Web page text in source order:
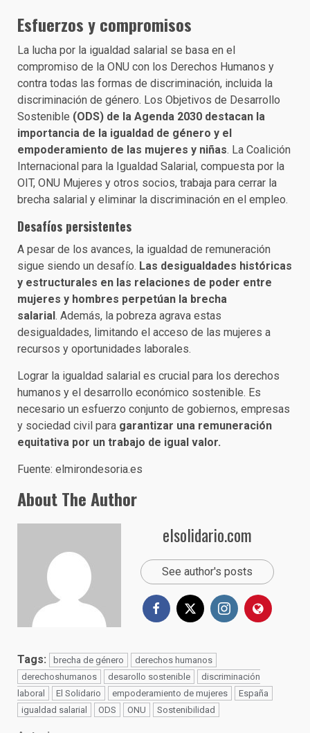
Esfuerzos y compromisos
La lucha por la igualdad salarial se basa en el
compromiso de la ONU con los Derechos Humanos y
contra todas las formas de discriminación, incluida la
discriminación de género. Los Objetivos de Desarrollo
Sostenible (ODS) de la Agenda 2030 destacan la
importancia de la igualdad de género y el
empoderamiento de las mujeres y niñas. La Coalición
Internacional para la Igualdad Salarial, compuesta por la
OIT, ONU Mujeres y otros socios, trabaja para cerrar la
brecha salarial y eliminar la discriminación en el empleo.
Desafíos persistentes
A pesar de los avances, la igualdad de remuneración
sigue siendo un desafío. Las desigualdades históricas
y estructurales en las relaciones de poder entre
mujeres y hombres perpetúan la brecha
salarial. Además, la pobreza agrava estas
desigualdades, limitando el acceso de las mujeres a
recursos y oportunidades laborales.
Lograr la igualdad salarial es crucial para los derechos
humanos y el desarrollo económico sostenible. Es
necesario un esfuerzo conjunto de gobiernos, empresas
y sociedad civil para garantizar una remuneración
equitativa por un trabajo de igual valor.
Fuente: elmirondesoria.es
About The Author
elsolidario.com
See author's posts
Tags: brecha de género
derechos humanos
derechoshumanos
desarollo sostenible
discriminación
laboral
El Solidario empoderamiento de mujeres
España
igualdad salarial
ODS ONU Sostenibilidad